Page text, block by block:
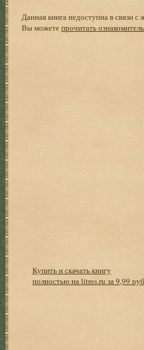
Данная книга недоступна в связи с
Вы можетепрочитать
Купить и скачать книгу
полностью на litres.ru за 9,99